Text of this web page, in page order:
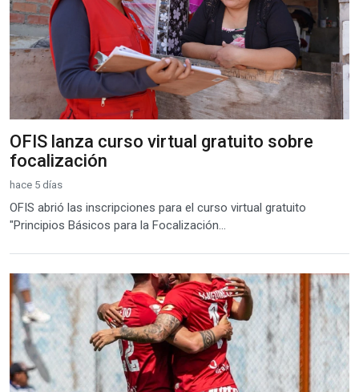
OFIS lanza curso virtual gratuito sobre
focalización
hace 5 días
OFIS abrió las inscripciones para el curso virtual gratuito
"Principios Básicos para la Focalización...